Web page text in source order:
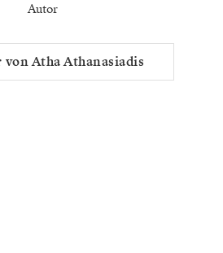
Autor
Atha Athanasiadis